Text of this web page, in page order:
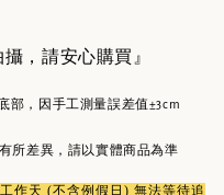
，請安心購買』
部，因手工測量誤差值±3cm
所差異，請以實體商品為準
作天 (不含例假日) 無法等待追